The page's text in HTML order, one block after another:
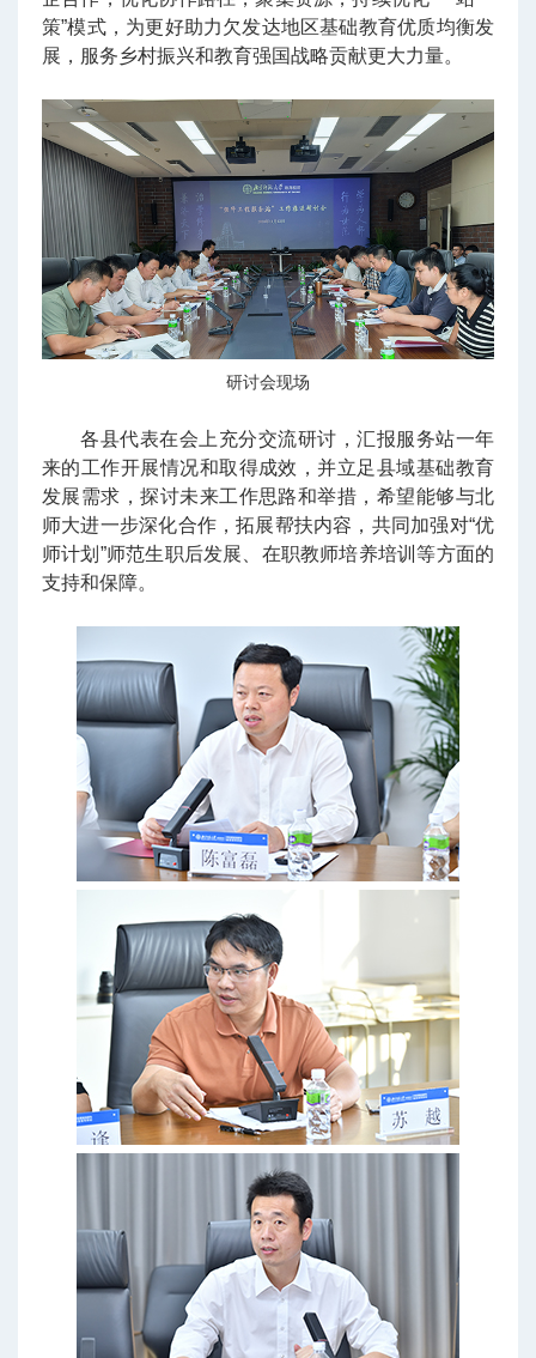
策”模式，为更好助力欠发达地区基础教育优质均衡发
展，服务乡村振兴和教育强国战略贡献更大力量。
研讨会现场
各县代表在会上充分交流研讨，汇报服务站一年
来的工作开展情况和取得成效，并立足县域基础教育
发展需求，探讨未来工作思路和举措，希望能够与北
师大进一步深化合作，拓展帮扶内容，共同加强对“优
师计划”师范生职后发展、在职教师培养培训等方面的
支持和保障。